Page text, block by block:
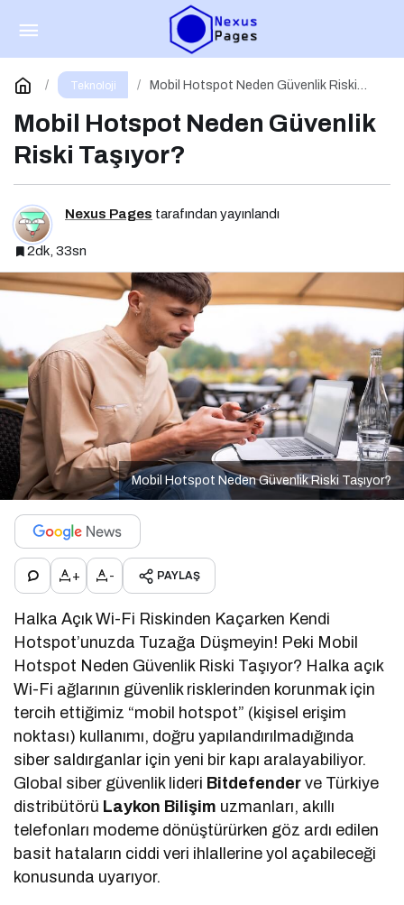
Teknoloji
Mobil Hotspot Neden Güvenlik Riski
Mobil Hotspot Neden Güvenlik
Riski Taşıyor?
Nexus Pages tarafından yayınlandı
2dk, 33sn
Mobil Hotspot Neden Güvenlik Riski Taşıyor?
+ - PAYLAŞ
Halka Açık Wi-Fi Riskinden Kaçarken Kendi
Hotspot’unuzda Tuzağa Düşmeyin! Peki Mobil
Hotspot Neden Güvenlik Riski Taşıyor? Halka açık
Wi-Fi ağlarının güvenlik risklerinden korunmak için
tercih ettiğimiz “mobil hotspot” (kişisel erişim
noktası) kullanımı, doğru yapılandırılmadığında
siber saldırganlar için yeni bir kapı aralayabiliyor.
Global siber güvenlik lideri Bitdefender ve Türkiye
distribütörü Laykon Bilişim uzmanları, akıllı
telefonları modeme dönüştürürken göz ardı edilen
basit hataların ciddi veri ihlallerine yol açabileceği
konusunda uyarıyor.
“Kırmızı Kraliçe” Yarışı Başladı!
Yorum Yap